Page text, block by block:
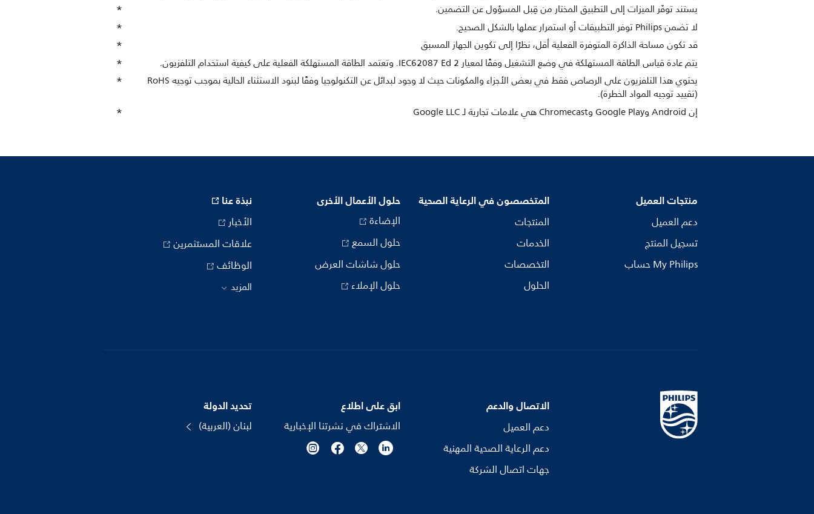
يستند توفّر الميزات إلى التطبيق المختار من قِبل المسؤول عن التضمين.
لا تضمن Philips توفر التطبيقات أو استمرار عملها بالشكل الصحيح.
قد تكون مساحة الذاكرة المتوفرة الفعلية أقل، نظرًا إلى تكوين الجهاز المسبق
يتم عادة قياس الطاقة المستهلكة في وضع التشغيل وفقًا لمعيار IEC62087 Ed 2. وتعتمد الطاقة المستهلكة الفعلية على كيفية استخدام التلفزيون.
يحتوي هذا التلفزيون على الرصاص فقط في بعض الأجزاء والمكونات حيث لا وجود لبدائل عن التكنولوجيا وفقًا لبنود الاستثناء الحالية بموجب توجيه RoHS
(تقييد توجيه المواد الخطرة).
إن Android وGoogle Play وChromecast هي علامات تجارية لـ Google LLC
منتجات العميل
دعم العميل
تسجيل المنتج
My Philips حساب
المتخصصون في الرعاية الصحية
المنتجات
الخدمات
التخصصات
الحلول
حلول الأعمال الأخرى
الإضاءة
حلول السمع
حلول شاشات العرض
حلول الإملاء
نبذة عنا
الأخبار
علاقات المستثمرين
الوظائف
المزيد
الاتصال والدعم
دعم العميل
دعم الرعاية الصحية المهنية
جهات اتصال الشركة
ابق على اطلاع
الاشتراك في نشرتنا الإخبارية
تحديد الدولة
لبنان (العربية)